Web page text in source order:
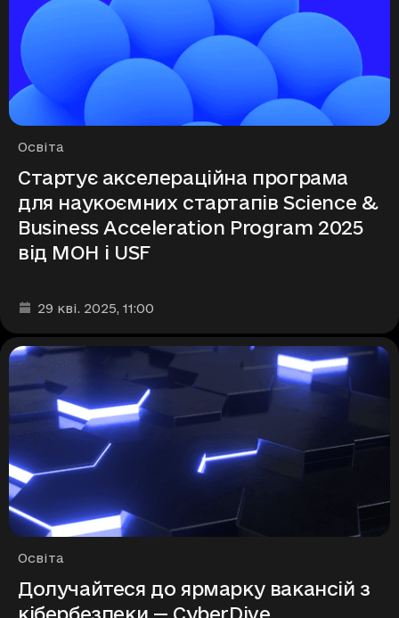
Рубрики
Освіта
Стартує акселераційна програма
для наукоємних стартапів Science &
Business Acceleration Program 2025
від МОН і USF
Дата та час публікації
29 кві. 2025, 11:00
Рубрики
Освіта
Долучайтеся до ярмарку вакансій з
кібербезпеки — CyberDive